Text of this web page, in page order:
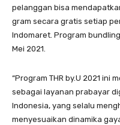
pelanggan bisa
gram secara gratis setiap
Indomaret. Program
Mei 2021.
“Program THR by.U 2021 ini
sebagai layanan prabayar
Indonesia, yang selalu
menyesuaikan dinamika